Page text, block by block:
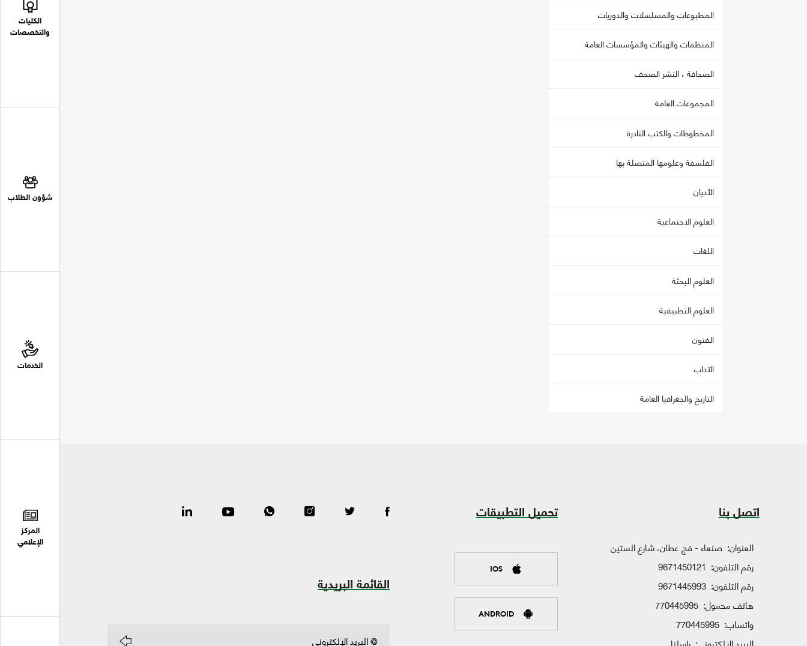
الكليات
والتخصصات
شؤون الطلاب
الخدمات
المركز
الإعلامي
المطبوعات والمسلسلات والدوريات
المنظمات والهيئات والمؤسسات العامة
الصحافة ، النشر الصحف
المجموعات العامة
المخطوطات والكتب النادرة
الفلسفة وعلومها المتصلة بها
الأديان
العلوم الاجتماعية
اللغات
العلوم البحثة
العلوم التطبيقية
الفنون
الآداب
التاريخ والجغرافيا العامة
اتصل بنا
العنوان: صنعاء - فج عطان، شارع الستين
رقم التلفون: 9671450121
رقم التلفون: 9671445993
هاتف محمول: 770445995
واتساب: 770445995
تحميل التطبيقات
IOS
ANDROID
القائمة البريدية